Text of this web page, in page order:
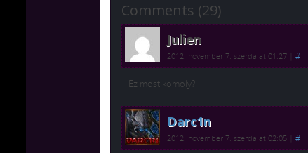
Comments (29)
Julien
2012. november 7. szerda at 01:27 #
Ez most komoly?
Darc1n
2012. november 7. szerda at 02:05 #